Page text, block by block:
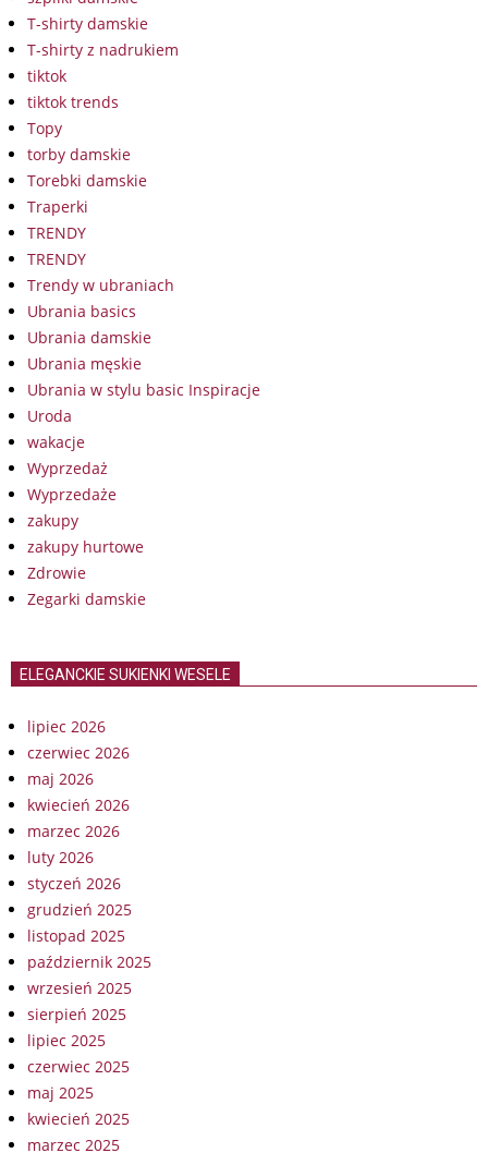
T-shirty damskie
T-shirty z nadrukiem
tiktok
tiktok trends
Topy
torby damskie
Torebki damskie
Traperki
TRENDY
TRENDY
Trendy w ubraniach
Ubrania basics
Ubrania damskie
Ubrania męskie
Ubrania w stylu basic Inspiracje
Uroda
wakacje
Wyprzedaż
Wyprzedaże
zakupy
zakupy hurtowe
Zdrowie
Zegarki damskie
ELEGANCKIE SUKIENKI WESELE
lipiec 2026
czerwiec 2026
maj 2026
kwiecień 2026
marzec 2026
luty 2026
styczeń 2026
grudzień 2025
listopad 2025
październik 2025
wrzesień 2025
sierpień 2025
lipiec 2025
czerwiec 2025
maj 2025
kwiecień 2025
marzec 2025